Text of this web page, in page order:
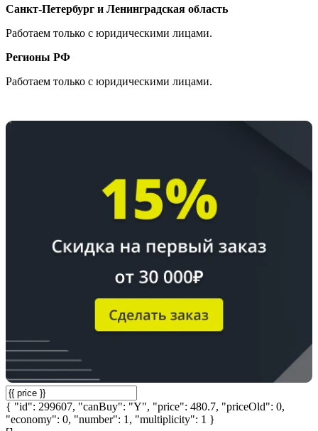
Санкт-Петербург и Ленинградская область
Работаем только с юридическими лицами.
Регионы РФ
Работаем только с юридическими лицами.
{ "id": 299607, "canBuy": "Y", "price": 480.7, "priceOld": 0,
"economy": 0, "number": 1, "multiplicity": 1 }